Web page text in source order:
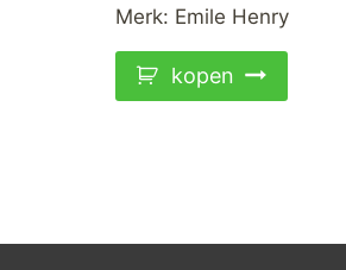
Merk: Emile Henry
kopen